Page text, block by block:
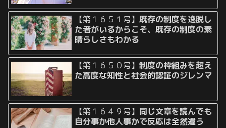
【第１６５１号】既存の制度を逸脱し
た者がいるからこそ、既存の制度の素
晴らしさもわかる
【第１６５０号】制度の枠組みを超え
た高度な知性と社会的認証のジレンマ
【第１６４９号】 同じ文章を読んでも
自分事か他人事かで反応は全然違う